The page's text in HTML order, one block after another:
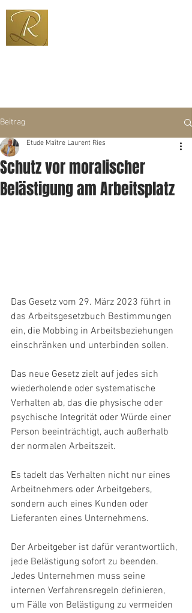
Beitrag
Schutz vor moralischer
Belästigung am Arbeitsplatz
Etude Maître Laurent Ries
Das Gesetz vom 29. März 2023 führt in
das Arbeitsgesetzbuch Bestimmungen
ein, die Mobbing in Arbeitsbeziehungen
einschränken und unterbinden sollen.
Das neue Gesetz zielt auf jedes sich
wiederholende oder systematische
Verhalten ab, das die physische oder
psychische Integrität oder Würde einer
Person beeinträchtigt, auch außerhalb
der normalen Arbeitszeit.
Es tadelt das Verhalten nicht nur eines
Arbeitnehmers oder Arbeitgebers,
sondern auch eines Kunden oder
Lieferanten eines Unternehmens.
Der Arbeitgeber ist dafür verantwortlich,
jede Belästigung sofort zu beenden.
Jedes Unternehmen muss seine
internen Verfahrensregeln definieren,
um Fälle von Belästigung zu vermeiden